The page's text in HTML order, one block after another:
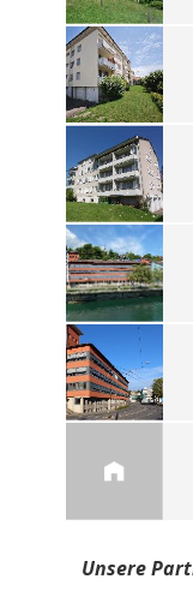
Unsere